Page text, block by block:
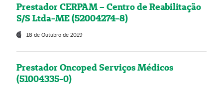
Prestador CERPAM – Centro de Reabilitação
S/S Ltda-ME (52004274-8)
18 de Outubro de 2019
Prestador Oncoped Serviços Médicos
(51004335-0)